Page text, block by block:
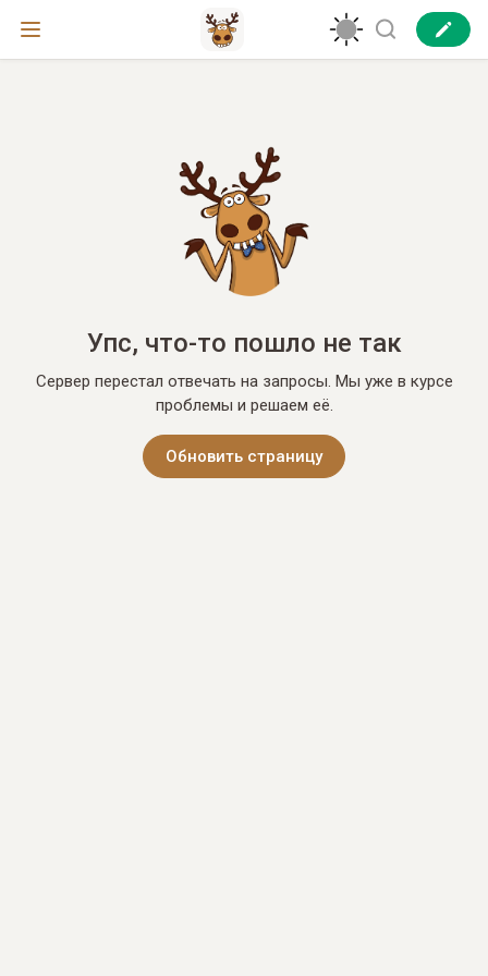
Упс, что-то пошло не так
Сервер перестал отвечать на запросы. Мы уже в курсе
проблемы и решаем её.
Обновить страницу